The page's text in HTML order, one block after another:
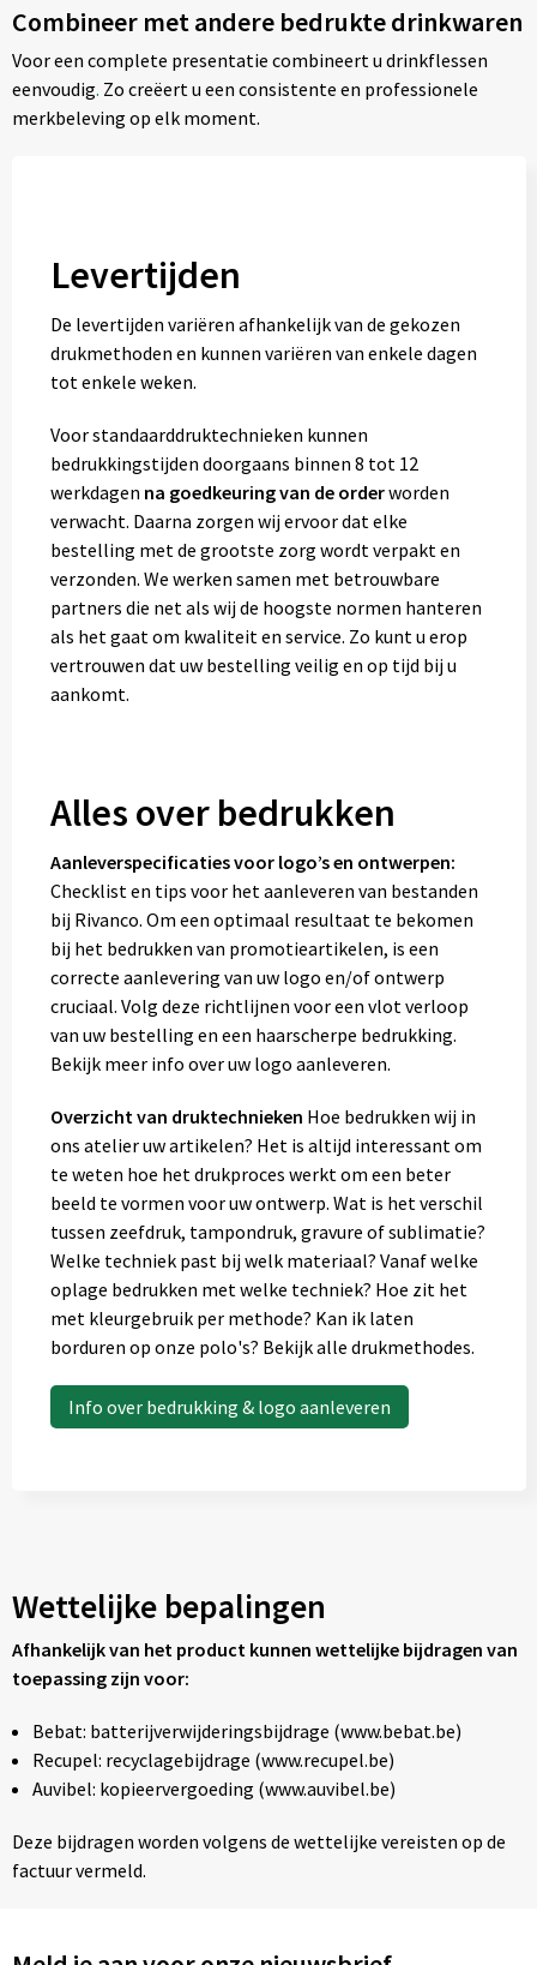
Combineer met andere bedrukte drinkwaren
Voor een complete presentatie combineert u drinkflessen
eenvoudig. Zo creëert u een consistente en professionele
merkbeleving op elk moment.
Levertijden
De levertijden variëren afhankelijk van de gekozen
drukmethoden en kunnen variëren van enkele dagen
tot enkele weken.
Voor standaarddruktechnieken kunnen
bedrukkingstijden doorgaans binnen 8 tot 12
werkdagen na goedkeuring van de orderworden
verwacht. Daarna zorgen wij ervoor dat elke
bestelling met de grootste zorg wordt verpakt en
verzonden. We werken samen met betrouwbare
partners die net als wij de hoogste normen hanteren
als het gaat om kwaliteit en service. Zo kunt u erop
vertrouwen dat uw bestelling veilig en op tijd bij u
aankomt.
Alles over bedrukken
Aanleverspecificaties voor logo’s en ontwerpen:
Checklist en tips voor het aanleveren van bestanden
bij Rivanco. Om een optimaal resultaat te bekomen
bij het bedrukken van promotieartikelen, is een
correcte aanlevering van uw logo en/of ontwerp
cruciaal. Volg deze richtlijnen voor een vlot verloop
van uw bestelling en een haarscherpe bedrukking.
Bekijk meer info over uw logo aanleveren.
Overzicht van druktechnieken Hoe bedrukken wij in
ons atelier uw artikelen? Het is altijd interessant om
te weten hoe het drukproces werkt om een beter
beeld te vormen voor uw ontwerp. Wat is het verschil
tussen zeefdruk, tampondruk, gravure of sublimatie?
Welke techniek past bij welk materiaal? Vanaf welke
oplage bedrukken met welke techniek? Hoe zit het
met kleurgebruik per methode? Kan ik laten
borduren op onze polo's? Bekijk alle drukmethodes.
Info over bedrukking & logo aanleveren
Wettelijke bepalingen
Afhankelijk van het product kunnen wettelijke bijdragen van
toepassing zijn voor:
Bebat: batterijverwijderingsbijdrage (www.bebat.be)
Recupel: recyclagebijdrage (www.recupel.be)
Auvibel: kopieervergoeding (www.auvibel.be)
Deze bijdragen worden volgens de wettelijke vereisten op de
factuur vermeld.